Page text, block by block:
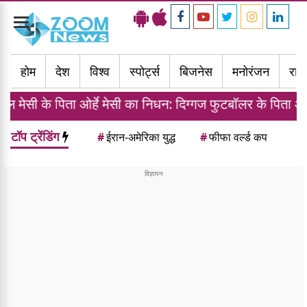
Toggle
navigation
होम
देश विश्व स्पोर्ट्स बिजनेस मनोरंजन
मेसी का निधन: दिग्गज फुटबॉलर के पिता और एजेंट ने 68
टॉप ट्रेंडिंग #ईरान-अमेरिका युद्ध #फीफा वर्ल्ड कप